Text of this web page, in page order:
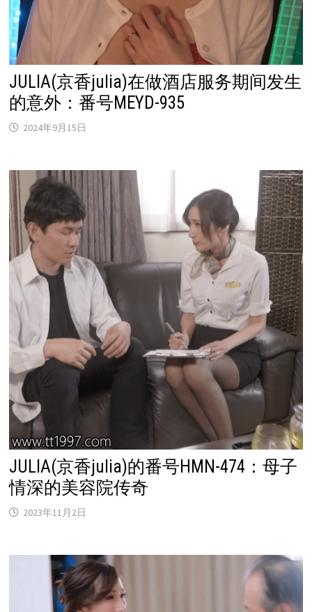
JULIA(京香julia)在做酒店服务期间发生
的意外：番号MEYD-935
2024年9月15日
JULIA(京香julia)的番号HMN-474：母子
情深的美容院传奇
2023年11月2日